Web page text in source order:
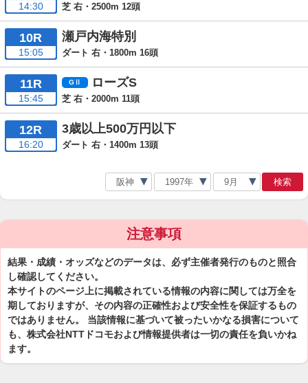
14:30 芝 右・2500m 12頭
10R
15:05
瀬戸内海特別
ダート 右・1800m 16頭
11R
15:45
ローズS
芝 右・2000m 11頭
12R
16:20
3歳以上500万円以下
ダート 右・1400m 13頭
検索
注意事項
結果・成績・オッズなどのデータは、必ず主催者発行のものと照合
し確認してください。
本サイトのページ上に掲載されている情報の内容に関しては万全を
期しておりますが、その内容の正確性および安全性を保証するもの
ではありません。 当該情報に基づいて被ったいかなる損害について
も、株式会社NTTドコモおよび情報提供者は一切の責任を負いかね
ます。